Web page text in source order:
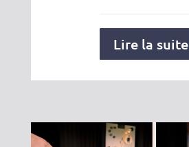
Lire la suite